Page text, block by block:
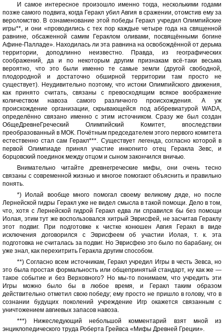
И самое интересное произошло именно тогда, несколькими годами
позже самого подвига, когда Геракл убил Авгия в сражении, отомстив ему за
вероломство. В ознаменование этой победы Геракл учредил Олимпийские
игры**, и они «проводились с тех пор каждые четыре года на священной
равнине, обсаженной самим Гераклом оливами, посвящёнными богине
Афине-Палладе». Находилась ли эта равнина на освобождённой от дерьма
территории, доподлинно неизвестно. Правда, из географических
соображений, да и по некоторым другим признакам всё-таки весьма
вероятно, что это были именно те самые земли (другой свободной,
плодородной и достаточно обширной территории там просто не
существует). Неудивительно поэтому, что истоки Олимпийского движения,
как принято считать, связаны с превосходящим всякое воображение
количеством навоза самого различного происхождения. А уж
происхождение организации, скрывающейся под аббревиатурой WADA,
определённо связано именно с этим источником. Сразу же был создан
ОбщеДревнеГреческий Олимпийский Комитет, впоследствии
преобразованный в МОК. Почётным председателем этого первого комитета
естественно стал сам Геракл***. Существует легенда, согласно которой в
первой Олимпиаде принял участие инкогнито отец Геракла Зевс, и
борцовский поединок между отцом и сыном закончился вничью.
Внимательно читайте древнегреческие мифы, они очень тесно
связаны с современной жизнью и многое помогают объяснить и правильно
понять.
*) Иолай вообще много помогал своему великому дяде, но после
Лернейской гидры Геракл уже не видел смысла в такой помощи. Дело в том,
что, хотя с Лернейской гидрой Геракл едва ли справился бы без помощи
Иолая, этим тут же воспользовался хитрый Эврисфей, не засчитав Гераклу
этот подвиг. При подготовке к чистке конюшен Авгия Геракл в виде
исключения договорился с Эврисфеем об участии Иолая, т. к. эта
подготовка не считалась за подвиг. Но Эврисфею это было по барабану, он
уже знал, как перехитрить Геракла другим способом.
**) Согласно всем источникам, Геракл учредил Игры в честь Зевса, но
это была простая формальность или общепринятый стандарт, ну как же —
такое событие и без Верховного? Но мы-то понимаем, что учредить эти
Игры можно было бы в любое время, и Геракл таким образом
действительно отметил свою победу; ему просто не пришло в голову, что в
сознании будущих поколений учреждение Игр окажется связанным с
уничтожением авгиевых запасов навоза.
***) Нижеследующий небольшой комментарий взят мной из
энциклопедического труда Роберта Грейвса «Мифы Древней Греции».